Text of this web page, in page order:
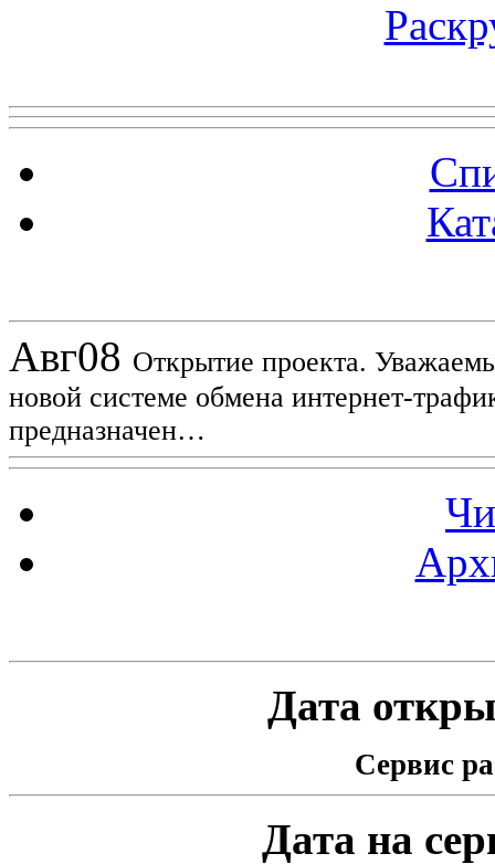
Авг08 Открытие проекта.
новой системе обмена интернет-
предназначен…
Дата
Сервис
Дата на